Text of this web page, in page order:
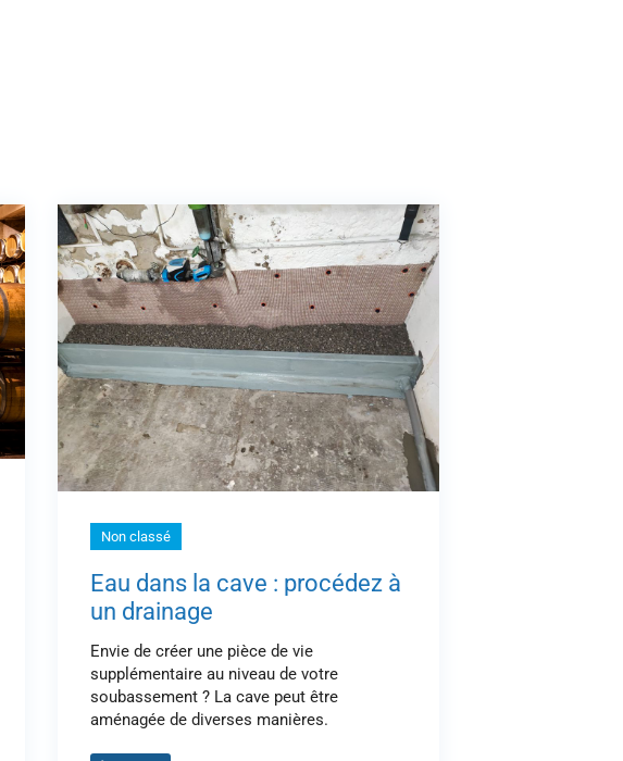
Non classé
Eau dans la cave : procédez à
un drainage
Envie de créer une pièce de vie
supplémentaire au niveau de votre
soubassement ? La cave peut être
aménagée de diverses manières.